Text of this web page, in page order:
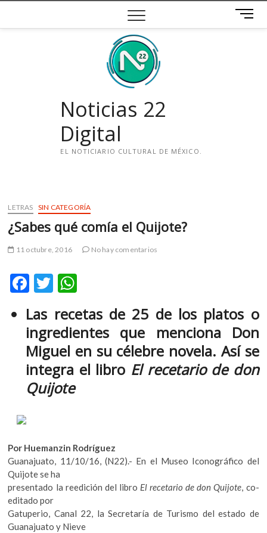
contenido
B
o
Noticias 22
Digital
EL NOTICIARIO CULTURAL DE MÉXICO.
l
r
s
r
LETRAS SIN CATEGORÍA
¿Sabes qué comía el Quijote?
11 octubre, 2016 No hay comentarios
F
e
b
o
o
k
T
itt
er
at
s
A
p
Las recetas de 25 de los platos o
ingredientes que menciona Don
Miguel en su célebre novela. Así se
integra el libro El recetario de don
Quijote
Por Huemanzin Rodríguez
Guanajuato, 11/10/16, (N22).- En el Museo Iconográfico del
Quijote se ha
presentado la reedición del libro El recetario de don Quijote, co-
editado por
Gatuperio, Canal 22, la Secretaría de Turismo del estado de
Guanajuato y Nieve